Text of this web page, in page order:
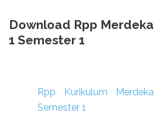
Download Rpp
1 Semester 1
Rpp Kurikulum
Semester 1